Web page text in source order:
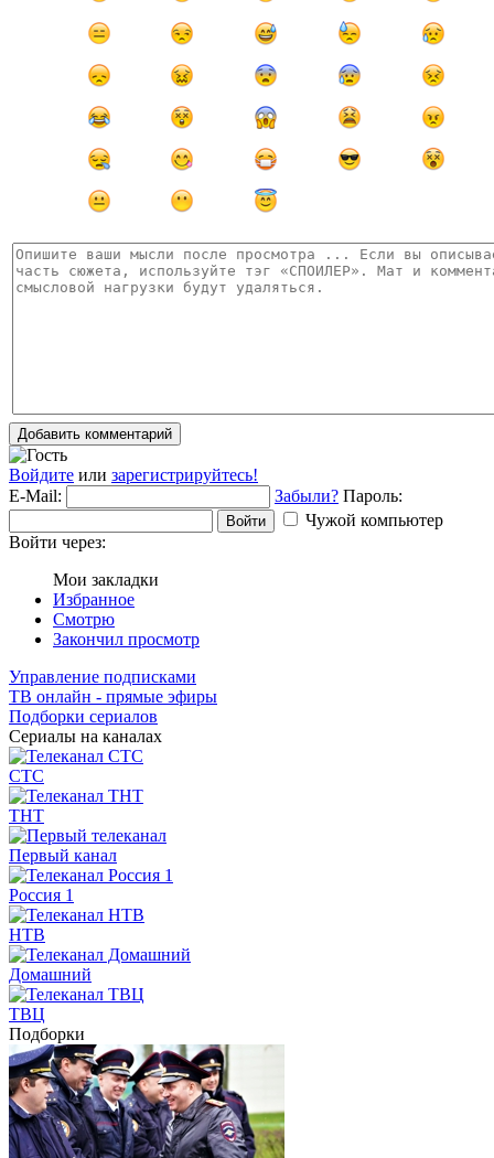
Добавить комментарий
Войдите или зарегистрируйтесь!
E-Mail:
Забыли? Пароль:
Войти
Чужой компьютер
Войти через:
Мои закладки
Избранное
Смотрю
Закончил просмотр
Управление подписками
ТВ онлайн - прямые эфиры
Подборки сериалов
Сериалы на каналах
СТС
ТНТ
Первый канал
Россия 1
НТВ
Домашний
ТВЦ
Подборки